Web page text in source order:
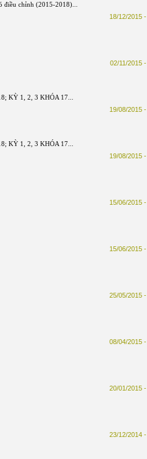
chỉnh (2015-2018)...
18/12/2015 -
02/11/2015 -
KỲ 1, 2, 3 KHÓA 17...
19/08/2015 -
KỲ 1, 2, 3 KHÓA 17...
19/08/2015 -
15/06/2015 -
15/06/2015 -
25/05/2015 -
08/04/2015 -
20/01/2015 -
23/12/2014 -